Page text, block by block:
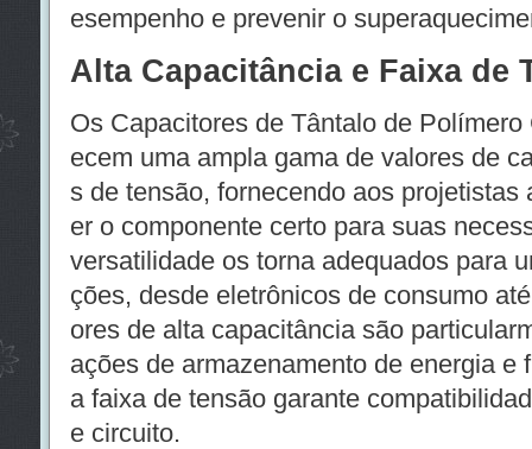
esempenho e prevenir o
Alta Capacitância e Faixa de
Os Capacitores de Tântalo de
ecem uma ampla gama de valores de
s de tensão, fornecendo aos projetistas
er o componente certo para suas
versatilidade os torna adequados para
ções, desde eletrônicos de consumo
ores de alta capacitância são
ações de armazenamento de energia e
a faixa de tensão garante
e circuito.